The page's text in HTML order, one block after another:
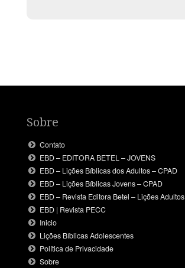
Sobre
Contato
EBD – EDITORA BETEL – JOVENS
EBD – Lições Bíblicas dos Adultos – CPAD
EBD – Lições Bíblicas Jovens – CPAD
EBD – Revista Editora Betel – Lições Adultos
EBD | Revista PECC
Inicio
Lições Bíblicas Adolescentes
Política de Privacidade
Sobre